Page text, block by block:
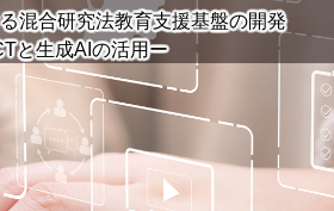
混合研究法教育支援基盤の開発
と生成AIの活用ー